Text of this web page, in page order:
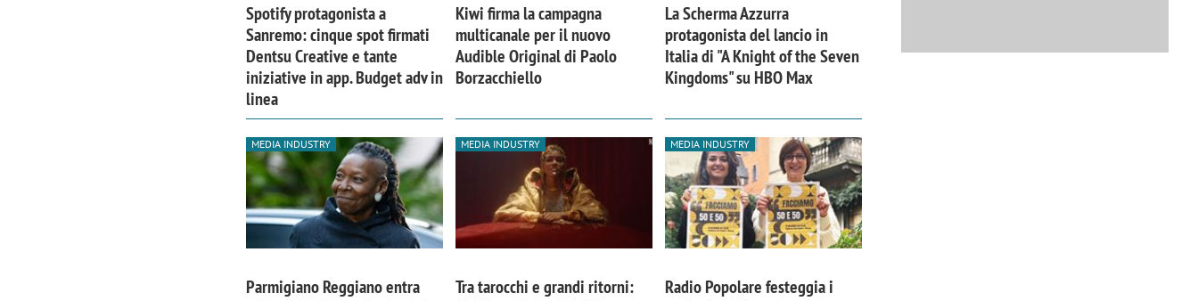
Spotify protagonista a
Sanremo: cinque spot firmati
Dentsu Creative e tante
iniziative in app. Budget adv in
linea
Kiwi firma la campagna
multicanale per il nuovo
Audible Original di Paolo
Borzacchiello
La Scherma Azzurra
protagonista del lancio in
Italia di "A Knight of the Seven
Kingdoms" su HBO Max
MEDIA INDUSTRY
Parmigiano Reggiano entra
MEDIA INDUSTRY
Tra tarocchi e grandi ritorni:
MEDIA INDUSTRY
Radio Popolare festeggia i